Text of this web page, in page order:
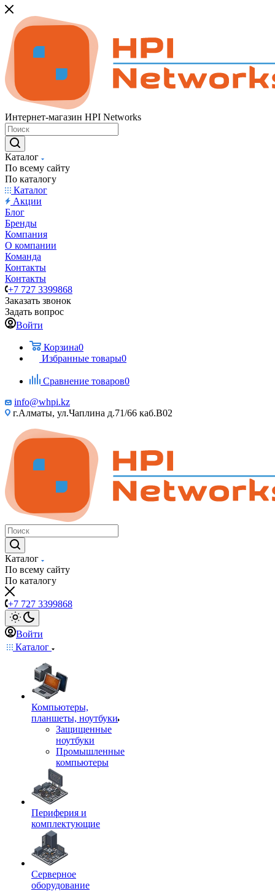
Интернет-магазин HPI Networks
Каталог
По всему сайту
По каталогу
Каталог
Акции
Блог
Бренды
Компания
О компании
Команда
Контакты
Контакты
+7 727 3399868
Заказать звонок
Задать вопрос
Войти
Корзина0
Избранные товары0
Сравнение товаров0
info@whpi.kz
г.Алматы, ул.Чаплина д.71/66 каб.B02
Каталог
По всему сайту
По каталогу
+7 727 3399868
Войти
Каталог
Компьютеры,
планшеты, ноутбуки
Защищенные
ноутбуки
Промышленные
компьютеры
Периферия и
комплектующие
Серверное
оборудование